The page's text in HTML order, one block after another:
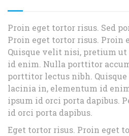
Proin eget tortor risus. Sed
Proin eget tortor risus. Proin
Quisque velit nisi, pretium
id enim. Nulla porttitor
porttitor lectus nibh.
lacinia in, elementum id
ipsum id orci porta dapibus.
id orci porta dapibus.
Eget tortor risus. Proin eget